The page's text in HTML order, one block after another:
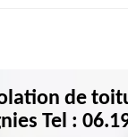
de
Tel :